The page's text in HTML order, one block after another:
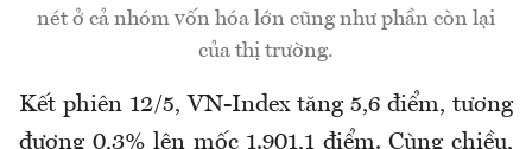
nét ở cả nhóm vốn hóa lớn cũng như phần còn lại
của thị trường.
Kết phiên 12/5, VN-Index tăng 5,6 điểm, tương
đương 0,3% lên mốc 1.901,1 điểm. Cùng chiều,